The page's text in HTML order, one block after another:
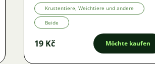
Krustentiere, Weichtiere und andere
Beide
19 Kč Möchte kaufen